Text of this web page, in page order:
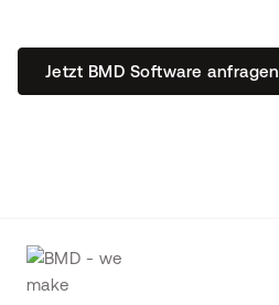
Jetzt BMD Software anfragen